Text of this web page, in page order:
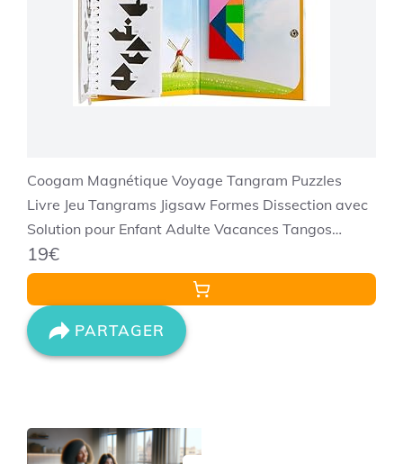
Coogam Magnétique Voyage Tangram Puzzles
Livre Jeu Tangrams Jigsaw Formes Dissection avec
Solution pour Enfant Adulte Vacances Tangos
Voyageur Défi IQ Jouet Éducatif (360 Patterns)
19€
PARTAGER